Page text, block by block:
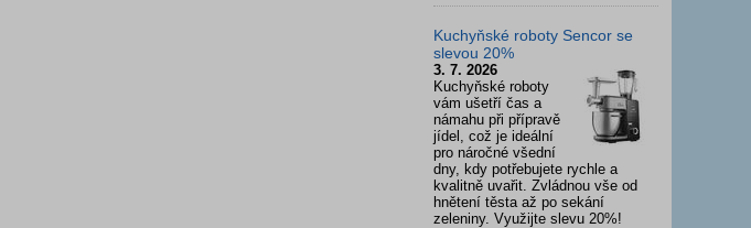
Kuchyňské roboty Sencor se
slevou 20%
3. 7. 2026
Kuchyňské roboty
vám ušetří čas a
námahu při přípravě
jídel, což je ideální
pro náročné všední
dny, kdy potřebujete rychle a
kvalitně uvařit. Zvládnou vše od
hnětení těsta až po sekání
zeleniny. Využijte slevu 20%!